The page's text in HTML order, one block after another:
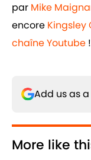
par Mike
encore Kingsley
chaîne Youtube !
Add us as
More like